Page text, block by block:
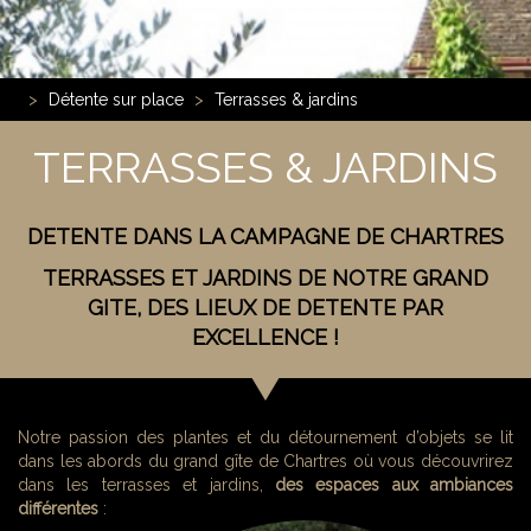
Détente sur place Terrasses & jardins
TERRASSES & JARDINS
DETENTE DANS LA CAMPAGNE DE CHARTRES
TERRASSES ET JARDINS DE NOTRE GRAND
GITE, DES LIEUX DE DETENTE PAR
EXCELLENCE !
Notre passion des plantes et du détournement d’objets se lit
dans les abords du grand gîte de Chartres où vous découvrirez
dans les terrasses et jardins, des espaces aux ambiances
différentes :